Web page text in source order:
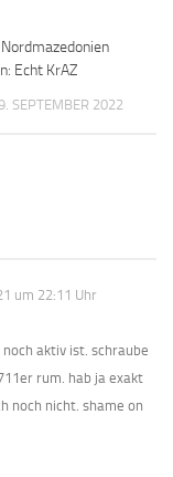
Echt KrAZ
SEPTEMBER 2022
um 22:11 Uhr
aktiv ist. schraube
rum. hab ja exakt
noch nicht. shame on